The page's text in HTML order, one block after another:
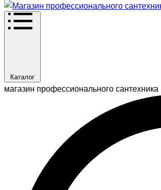
Каталог
магазин профессионального сантехника